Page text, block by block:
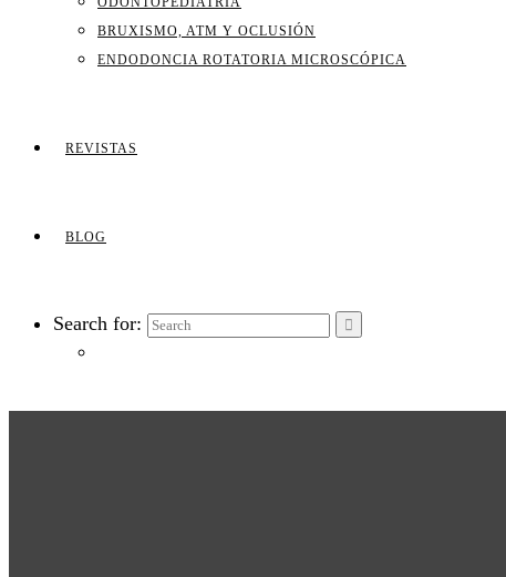
BRUXISMO, ATM Y OCLUSIÓN
ENDODONCIA ROTATORIA MICROSCÓPICA
REVISTAS
BLOG
Search for: